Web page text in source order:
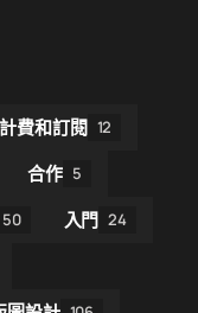
計費和訂閱 12
合作 5
50 入門 24